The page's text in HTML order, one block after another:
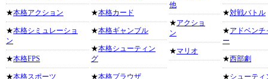
★本格アクション
★本格シミュレーショ
ン
★本格FPS
★本格スポーツ
★本格カード
★本格ギャンブル
★本格シューティン
グ
★本格ブラウザ
他
★アクショ
ン
★マリオ
★対戦バトル
★アドベンチ
ー
★西部劇
★シューティ